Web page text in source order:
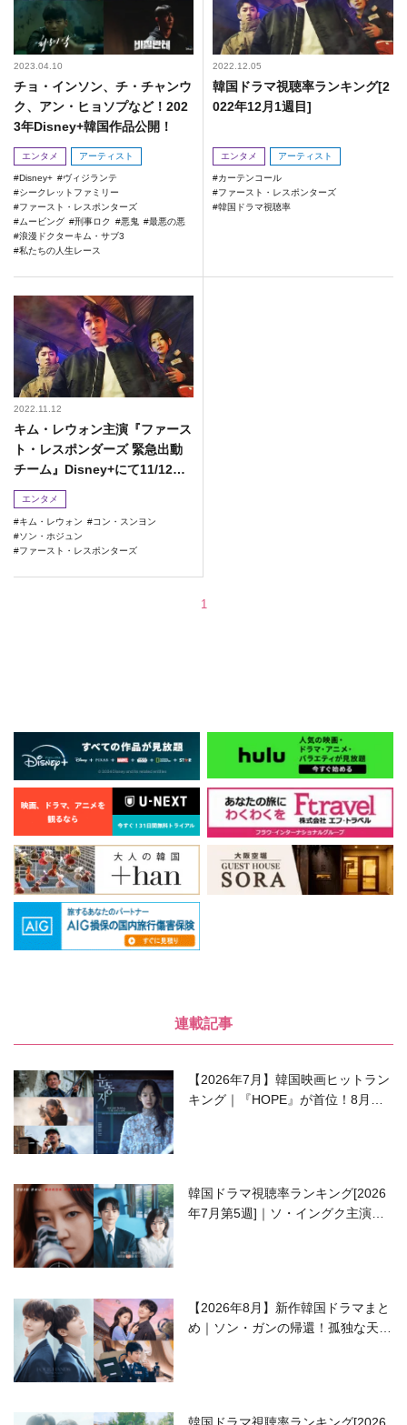
2023.04.10
チョ・インソン、チ・チャンウ
ク、アン・ヒョソプなど！202
3年Disney+韓国作品公開！
エンタメ アーティスト
Disney+
ヴィジランテ
シークレットファミリー
ファースト・レスポンターズ
ムービング
刑事ロク 悪鬼
最悪の悪
浪漫ドクターキム・サブ3
私たちの人生レース
2022.12.05
韓国ドラマ視聴率ランキング[2
022年12月1週目]
エンタメ アーティスト
カーテンコール
ファースト・レスポンターズ
韓国ドラマ視聴率
2022.11.12
キム・レウォン主演『ファース
ト・レスポンダーズ 緊急出動
チーム』Disney+にて11/12よ
り配信開始！
エンタメ
キム・レウォン
コン・スンヨン
ソン・ホジュン
ファースト・レスポンターズ
1
連載記事
【2026年7月】韓国映画ヒットラン
キング｜『HOPE』が首位！8月公
韓国ドラマ視聴率ランキング[2026
年7月第5週]｜ソ・イングク主演の
【2026年8月】新作韓国ドラマまと
め｜ソン・ガンの帰還！孤独な天才
韓国ドラマ視聴率ランキング[2026